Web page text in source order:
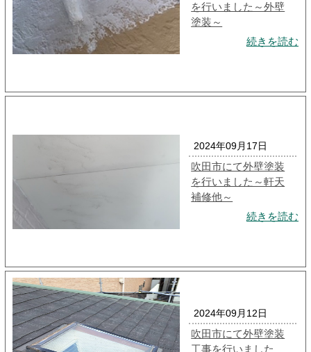
を行いました～外壁
塗装～
続きを読む
2024年09月17日
吹田市にて外壁塗装
を行いました～軒天
補修他～
続きを読む
2024年09月12日
吹田市にて外壁塗装
工事を行いました